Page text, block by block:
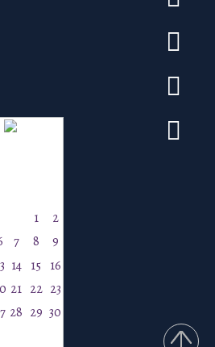
1
2
7 8
9
14 15 16
21 22 23
28 29 30